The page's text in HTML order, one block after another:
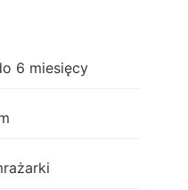
6 miesięcy